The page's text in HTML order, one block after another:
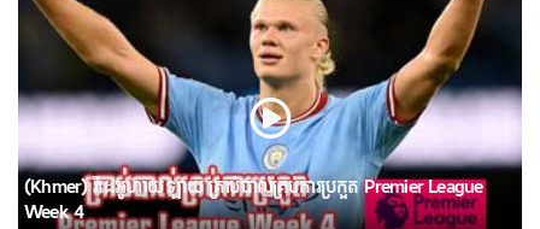
(Khmer) វីដេអូហាយឡាយ គ្រាប់បាល់គ្រប់ការប្រកួត Premier League
Week 4